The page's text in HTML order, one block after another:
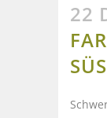
22